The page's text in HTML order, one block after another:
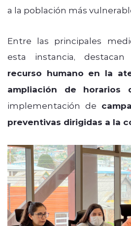
a la población más
Entre las principales
esta instancia,
recurso humano en la
ampliación de horarios
implementación de
preventivas dirigidas a la